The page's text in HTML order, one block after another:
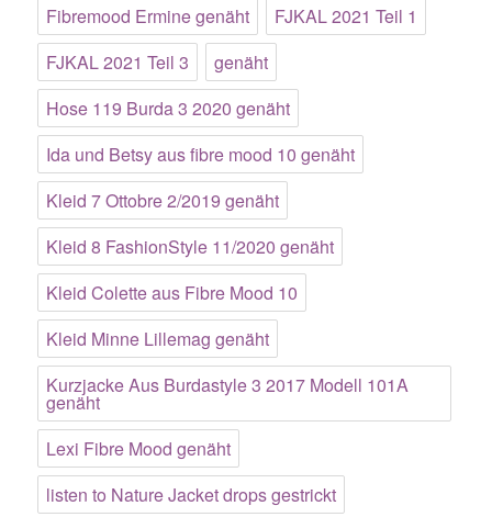
Fibremood Ermine genäht
FJKAL 2021 Teil 1
FJKAL 2021 Teil 3
genäht
Hose 119 Burda 3 2020 genäht
Ida und Betsy aus fibre mood 10 genäht
Kleid 7 Ottobre 2/2019 genäht
Kleid 8 FashionStyle 11/2020 genäht
Kleid Colette aus Fibre Mood 10
Kleid Minne Lillemag genäht
Kurzjacke Aus Burdastyle 3 2017 Modell 101A
genäht
Lexi Fibre Mood genäht
listen to Nature Jacket drops gestrickt